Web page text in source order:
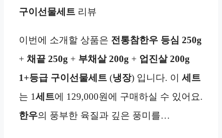
구이선물세트 리뷰
이번에 소개할 상품은 전통참한우 등심 250g
+ 채끝 250g + 부채살 200g + 업진살 200g
1+등급 구이선물세트 (냉장) 입니다. 이 세트
는 1세트에 129,000원에 구매하실 수 있어요.
한우의 풍부한 육질과 깊은 풍미를…